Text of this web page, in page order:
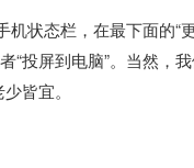
状态栏，在最下面的“
“投屏到电脑”。当然，
皆宜。